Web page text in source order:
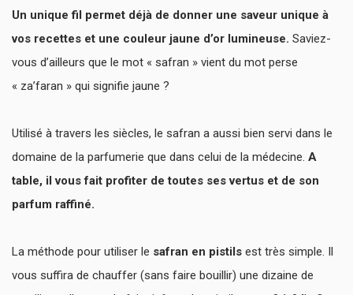
Un unique fil permet déjà de donner une saveur unique à
vos recettes et une couleur jaune d’or lumineuse. Saviez-
vous d’ailleurs que le mot « safran » vient du mot perse
« za’faran » qui signifie jaune ?
Utilisé à travers les siècles, le safran a aussi bien servi dans le
domaine de la parfumerie que dans celui de la médecine. A
table, il vous fait profiter de toutes ses vertus et de son
parfum raffiné.
La méthode pour utiliser le safran en pistils est très simple. Il
vous suffira de chauffer (sans faire bouillir) une dizaine de